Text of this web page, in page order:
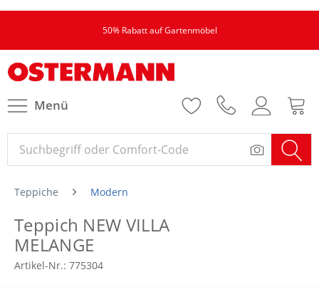
50% Rabatt auf Gartenmöbel
Menü
Teppiche Modern
Teppich NEW VILLA
MELANGE
Artikel-Nr.: 775304